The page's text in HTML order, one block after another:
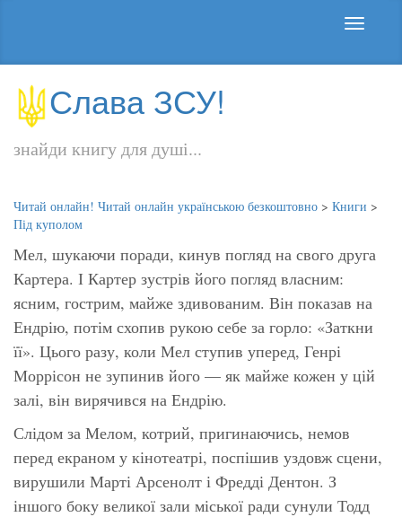
Слава ЗСУ!
знайди книгу для душі...
Читай онлайн! Читай онлайн українською безкоштовно > Книги >
Під куполом
Мел, шукаючи поради, кинув погляд на свого друга
Картера. І Картер зустрів його погляд власним:
ясним, гострим, майже здивованим. Він показав на
Ендрію, потім схопив рукою себе за горло: «Заткни
її». Цього разу, коли Мел ступив уперед, Генрі
Моррісон не зупинив його — як майже кожен у цій
залі, він вирячився на Ендрію.
Слідом за Мелом, котрий, пригинаючись, немов
перед екраном у кінотеатрі, поспішив уздовж сцени,
вирушили Марті Арсенолт і Фредді Дентон. З
іншого боку великої зали міської ради сунули Тодд